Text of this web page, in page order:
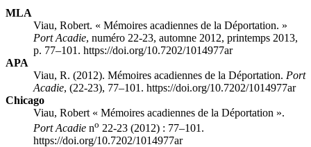
MLA
Viau, Robert. « Mémoires acadiennes de la Déportation. »
Port Acadie, numéro 22-23, automne 2012, printemps 2013,
p. 77–101. https://doi.org/10.7202/1014977ar
APA
Viau, R. (2012). Mémoires acadiennes de la Déportation. Port
Acadie, (22-23), 77–101. https://doi.org/10.7202/1014977ar
Chicago
Viau, Robert « Mémoires acadiennes de la Déportation ».
Port Acadie no 22-23 (2012) : 77–101.
https://doi.org/10.7202/1014977ar